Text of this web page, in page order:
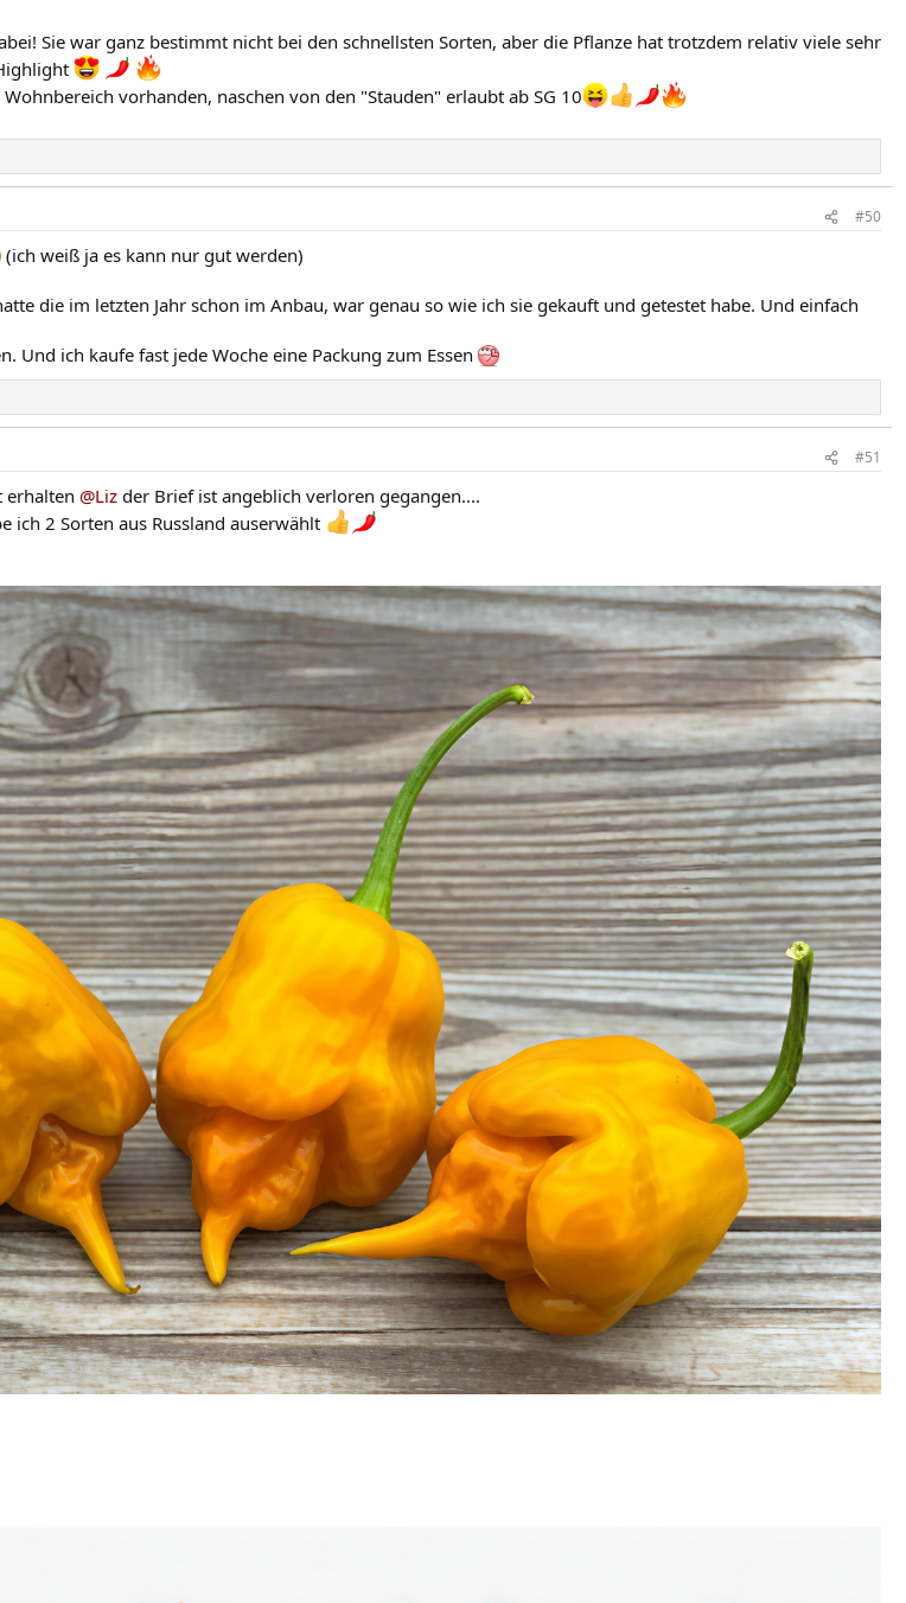
Sie war ganz bestimmt nicht bei den schnellsten Sorten, aber die Pflanze hat trotzdem relativ viele sehr
vorhanden, naschen von den "Stauden" erlaubt ab SG 10
#50
(ich weiß ja es kann nur gut werden)
die im letzten Jahr schon im Anbau, war genau so wie ich sie gekauft und getestet habe. Und einfach
Und ich kaufe fast jede Woche eine Packung zum Essen
#51
erhalten @Liz der Brief ist angeblich verloren gegangen....
ich 2 Sorten aus Russland auserwählt